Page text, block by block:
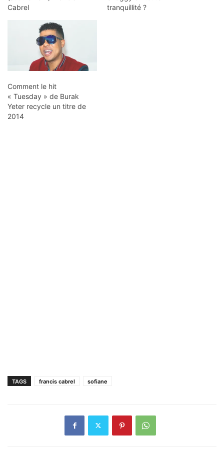
Cabrel
tranquillité ?
Comment le hit
« Tuesday » de Burak
Yeter recycle un titre de
2014
TAGS francis cabrel sofiane